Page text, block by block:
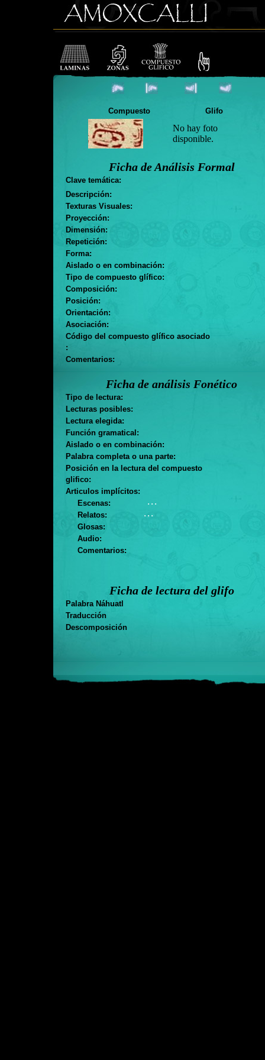
Compuesto Glifo
No hay foto
disponible.
Ficha de Análisis Formal
Clave temática:
Descripción:
Texturas Visuales:
Proyección:
Dimensión:
Repetición:
Forma:
Aislado o en combinación:
Tipo de compuesto glífico:
Composición:
Posición:
Orientación:
Asociación:
Código del compuesto glífico asociado
:
Comentarios:
Ficha de análisis Fonético
Tipo de lectura:
Lecturas posibles:
Lectura elegida:
Función gramatical:
Aislado o en combinación:
Palabra completa o una parte:
Posición en la lectura del compuesto
glifico:
Articulos implícitos:
Escenas:
. . .
Relatos:
. . .
Glosas:
Audio:
Comentarios:
Ficha de lectura del glifo
Palabra Náhuatl
Traducción
Descomposición